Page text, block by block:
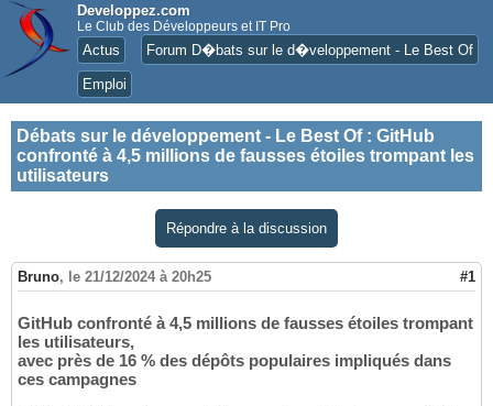
Developpez.com
Le Club des Développeurs et IT Pro
Actus Forum D�bats sur le d�veloppement - Le Best Of
Emploi
Débats sur le développement - Le Best Of: GitHub
confronté à 4,5 millions de fausses étoiles trompant les
utilisateurs
Répondre à la discussion
Bruno, le 21/12/2024 à 20h25 #1
GitHub confronté à 4,5 millions de fausses étoiles trompant
les utilisateurs,
avec près de 16 % des dépôts populaires impliqués dans
ces campagnes